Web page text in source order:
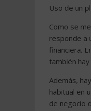
Uso de un
Como se
responde a
financiera.
también
Además,
habitual en
de negocio